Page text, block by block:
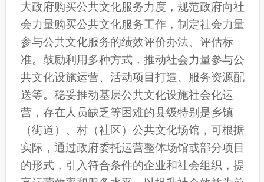
大政府购买公共文化服务力度，规范政府向社
会力量购买公共文化服务工作，制定社会力量
参与公共文化服务的绩效评价办法、评估标
准。鼓励利用多种方式，推动社会力量参与公
共文化设施运营、活动项目打造、服务资源配
送等。稳妥推动基层公共文化设施社会化运
营，存在人员缺乏等困难的县级特别是乡镇
（街道）、村（社区） 公共文化场馆，可根据
实际，通过政府委托运营整体场馆或部分项目
的形式，引入符合条件的企业和社会组织，提